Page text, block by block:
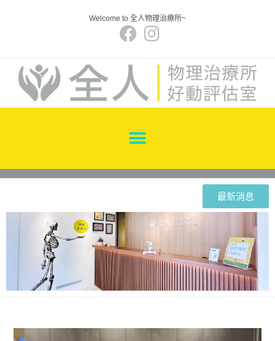
Welcome to 全人物理治療所~
最新消息